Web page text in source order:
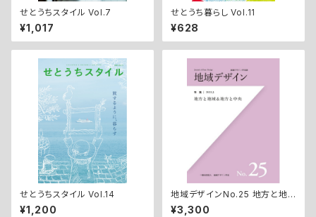
せとうちスタイル Vol.7
¥1,017
せとうち暮らし Vol.11
¥628
せとうちスタイル Vol.14
¥1,200
地域デザインNo.25 地方と地
域＆地方と中央
¥3,300